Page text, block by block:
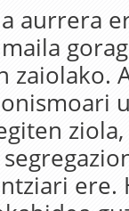
aurrera
zaiolako.
ere.